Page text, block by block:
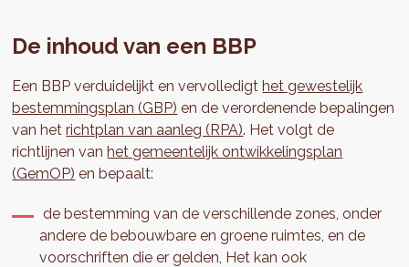
De inhoud van een BBP
Een BBP verduidelijkt en vervolledigthet gewestelijk
bestemmingsplan (GBP) en de verordenende bepalingen
van hetrichtplan van aanleg (RPA). Het volgt de
richtlijnen vanhet gemeentelijk ontwikkelingsplan
(GemOP) en bepaalt:
de bestemming van de verschillende zones, onder
andere de bebouwbare en groene ruimtes, en de
voorschriften die er gelden, Het kan ook